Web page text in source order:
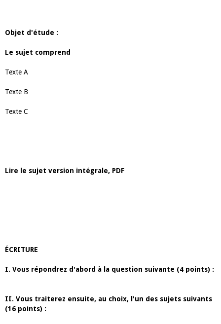
Objet d'étude :
Le sujet comprend
Texte A
Texte B
Texte C
Lire le sujet version intégrale, PDF
ÉCRITURE
I. Vous répondrez d'abord à la question suivante (4 points) :
II. Vous traiterez ensuite, au choix, l'un des sujets suivants
(16 points) :